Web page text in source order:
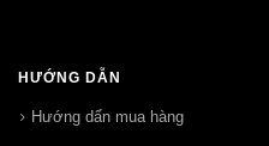
HƯỚNG DẪN
Hướng dẩn mua hàng